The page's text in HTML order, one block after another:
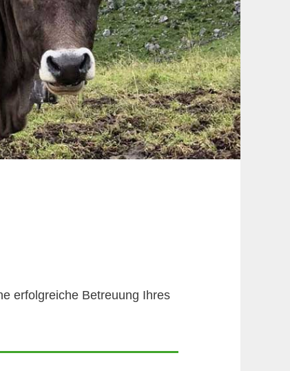
erfolgreiche Betreuung Ihres